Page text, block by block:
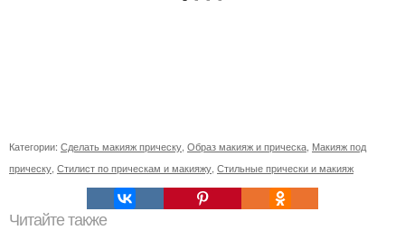
Категории: Сделать макияж прическу Образ макияж и прическа Макияж под
прическу Стилист по прическам и макияжу Стильные прически и макияж
Читайте также